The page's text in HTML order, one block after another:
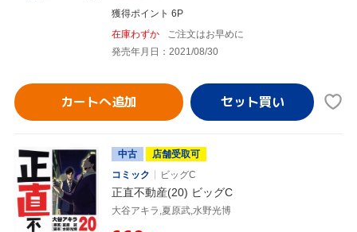
獲得ポイント 6P
在庫わずか
ご注文はお早めに
発売年月日：2021/08/30
カートへ追加
中古
店舗受取可
コミック
ビッグC
正直不動産(20) ビッグC
大谷アキラ,夏原武,水野光博